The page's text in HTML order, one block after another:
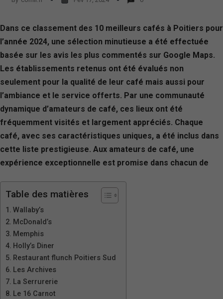
Dans ce classement des 10 meilleurs cafés à Poitiers pour
l’année 2024, une sélection minutieuse a été effectuée
basée sur les avis les plus commentés sur Google Maps.
Les établissements retenus ont été évalués non
seulement pour la qualité de leur café mais aussi pour
l’ambiance et le service offerts. Par une communauté
dynamique d’amateurs de café, ces lieux ont été
fréquemment visités et largement appréciés. Chaque
café, avec ses caractéristiques uniques, a été inclus dans
cette liste prestigieuse. Aux amateurs de café, une
expérience exceptionnelle est promise dans chacun de
Table des matières
Wallaby’s
McDonald’s
Memphis
Holly’s Diner
Restaurant flunch Poitiers Sud
Les Archives
La Serrurerie
Le 16 Carnot